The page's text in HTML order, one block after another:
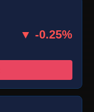
▼ -0.25%